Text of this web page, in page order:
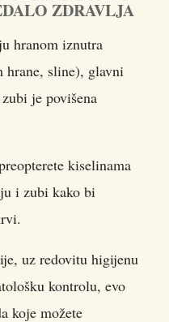
ZDRAVLJA
hranom iznutra
sline), glavni
je povišena
kiselinama
i zubi kako bi
uz redovitu higijenu
kontrolu, evo
koje možete